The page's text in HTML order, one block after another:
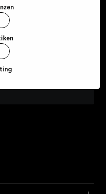
Die Einwilligung kann
indem auf den Link am
geklickt wird.